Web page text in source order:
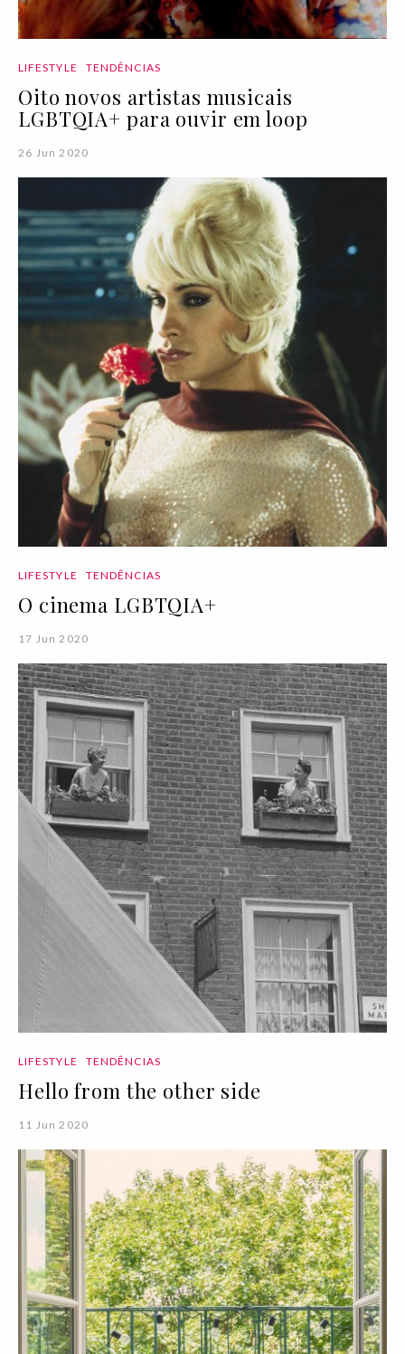
LIFESTYLE TENDÊNCIAS
Oito novos artistas musicais
LGBTQIA+ para ouvir em loop
26 Jun 2020
LIFESTYLE TENDÊNCIAS
O cinema LGBTQIA+
17 Jun 2020
LIFESTYLE TENDÊNCIAS
Hello from the other side
11 Jun 2020